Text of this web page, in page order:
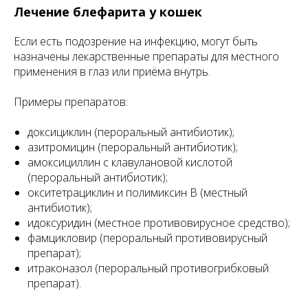
Лечение блефарита у кошек
Если есть подозрение на инфекцию, могут быть
назначены лекарственные препараты для местного
применения в глаз или приёма внутрь.
Примеры препаратов:
доксициклин (пероральный антибиотик);
азитромицин (пероральный антибиотик);
амоксициллин с клавулановой кислотой
(пероральный антибиотик);
окситетрациклин и полимиксин В (местный
антибиотик);
идоксуридин (местное противовирусное средство);
фамцикловир (пероральный противовирусный
препарат);
итраконазол (пероральный противогрибковый
препарат).